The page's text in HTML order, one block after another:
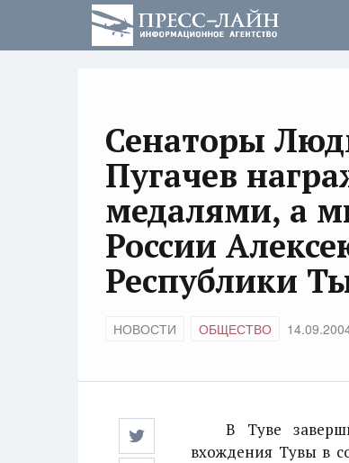
Сенаторы
Пугачев
медалями, а
России
Республики
НОВОСТИ ОБЩЕСТВО
В Туве
вхождения Тувы в